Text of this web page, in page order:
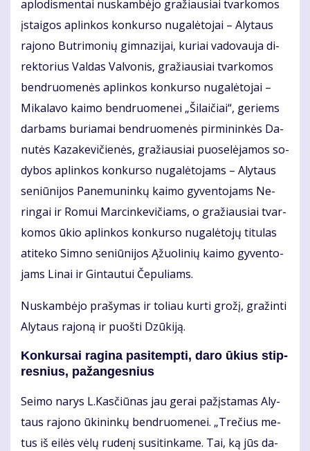
aplo­dis­mentai nu­skam­bė­jo gra­žiau­siai tvar­ko­mos
įstai­gos ap­lin­kos kon­kur­so nu­ga­lė­to­jai – Aly­taus
ra­jo­no But­ri­mo­nių gim­na­zi­jai, ku­riai va­do­vau­ja di­
rek­to­rius Val­das Val­vo­nis, gra­žiau­siai tvar­ko­mos
ben­druo­me­nės ap­lin­kos kon­kur­so nu­ga­lė­to­jai –
Mi­ka­la­vo kai­mo ben­druo­me­nei „Ši­lai­čiai“, ge­riems
dar­bams bu­ria­mai ben­druo­me­nės pir­mi­nin­kės Da­
nu­tės Ka­za­ke­vi­čie­nės, gra­žiau­siai puo­se­lė­ja­mos so­
dy­bos ap­lin­kos kon­kur­so nu­ga­lė­to­jams – Aly­taus
se­niū­ni­jos Pa­ne­mu­nin­kų kai­mo gy­ven­to­jams Ne­
rin­gai ir Ro­mui Mar­cin­ke­vi­čiams, o gra­žiau­siai tvar­
ko­mos ūkio ap­lin­kos kon­kur­so nu­ga­lė­to­jų ti­tu­las
ati­te­ko Sim­no se­niū­ni­jos Ąžuo­li­nių kai­mo gy­ven­to­
jams Li­nai ir Gin­tau­tui Če­pu­liams.
Nu­skam­bė­jo pra­šy­mas ir to­liau kur­ti gro­žį, gra­žin­ti
Aly­taus ra­jo­ną ir puoš­ti Dzū­ki­ją.
Kon­kur­sai ra­gi­na pa­si­temp­ti, da­ro ūkius stip­
res­nius, pa­žan­ges­nius
Sei­mo na­rys L.Kas­čiū­nas jau ge­rai pa­žįs­ta­mas Aly­
taus ra­jo­no ūki­nin­kų ben­druo­me­nei. „Tre­čius me­
tus iš ei­lės vė­lų ru­de­nį su­si­tin­ka­me. Tai, ką jūs da­